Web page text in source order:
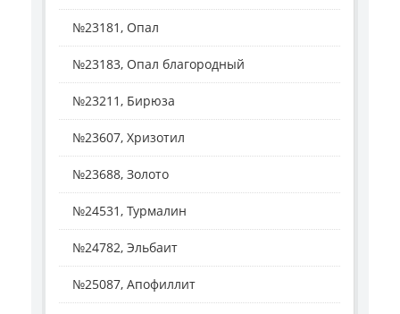
№23181, Опал
№23183, Опал благородный
№23211, Бирюза
№23607, Хризотил
№23688, Золото
№24531, Турмалин
№24782, Эльбаит
№25087, Апофиллит